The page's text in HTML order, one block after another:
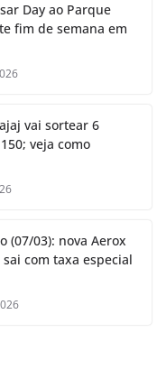
Day ao Parque
fim de semana em
vai sortear 6
veja como
(07/03): nova Aerox
sai com taxa especial